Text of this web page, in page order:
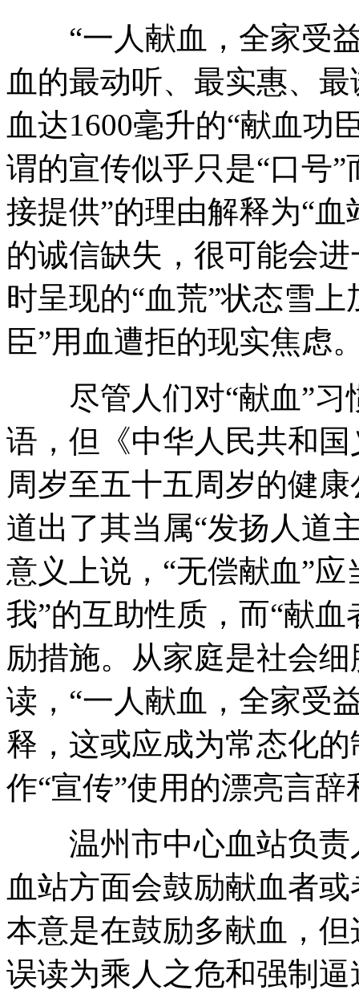
“一人献血，全家受益
血的最动听、最实惠、
血达1600毫升的“献血功
谓的宣传似乎只是“口号
接提供”的理由解释为“
的诚信缺失，很可能会
时呈现的“血荒”状态雪
臣”用血遭拒的现实焦虑
尽管人们对“献血”习
语，但《中华人民共和
周岁至五十五周岁的健
道出了其当属“发扬人道
意义上说，“无偿献血”
我”的互助性质，而“献
励措施。从家庭是社会
读，“一人献血，全家受
释，这或应成为常态化
作“宣传”使用的漂亮言
温州市中心血站负责
血站方面会鼓励献血者
本意是在鼓励多献血，
误读为乘人之危和强制